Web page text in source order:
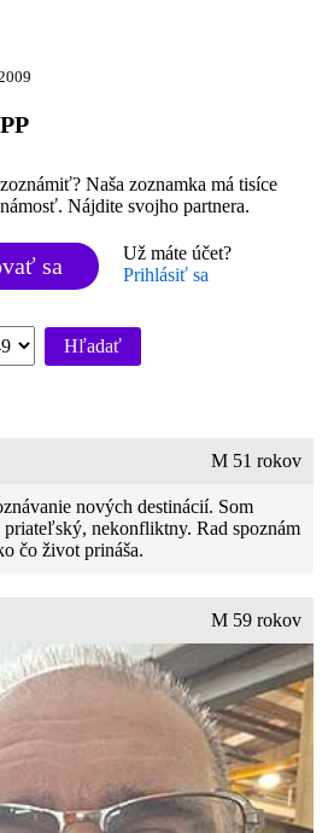
Naša zoznamka má tisíce
Nájdite svojho partnera.
sa
Už máte účet?
Prihlásiť sa
Hľadať
M 51 rokov
nových destinácií. Som
nekonfliktny. Rad spoznám
čo život prináša.
M 59 rokov